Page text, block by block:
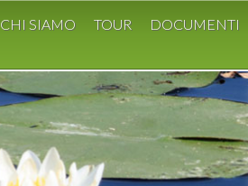
CHI SIAMO TOUR DOCUMENTI